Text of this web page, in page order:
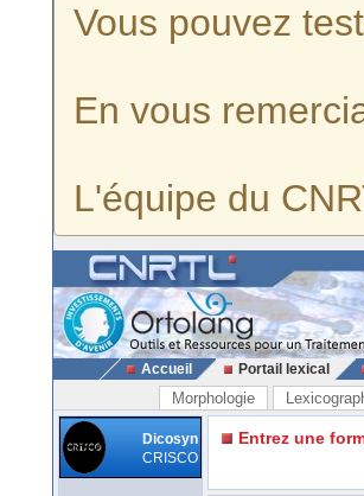
Vous pouvez
En vous
L'équipe du
Accueil Portail lexical
Morphologie
Dicosyn
CRISCO
Entrez une